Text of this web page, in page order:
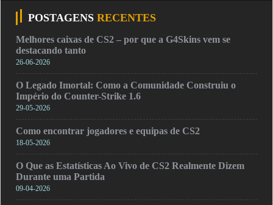
POSTAGENS RECENTES
Melhores caixas de CS2 – por que a G4Skins vem se
destacando tanto
26-06-2026
O Legado Imortal: Como a Comunidade Construiu o
Império do Counter-Strike 1.6
29-05-2026
Como encontrar jogadores e equipas de CS2
18-05-2026
O Que as Estatísticas Ao Vivo de CS2 Realmente Dizem
Durante uma Partida
09-04-2026